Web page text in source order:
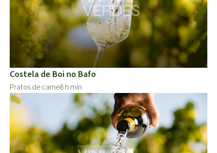
Costela de Boi no Bafo
Pratos de carne8 h min